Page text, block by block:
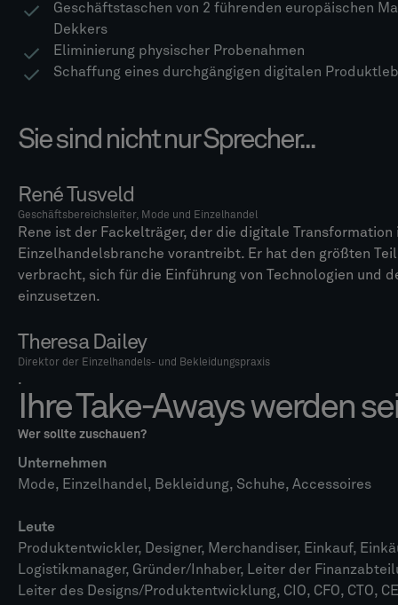
Geschäftstaschen von 2 führenden europäischen
Dekkers
Eliminierung physischer Probenahmen
Schaffung eines durchgängigen digitalen
Sie sind nicht nur Sprecher...
René Tusveld
Geschäftsbereichsleiter, Mode und Einzelhandel
Rene ist der Fackelträger, der die digitale
Einzelhandelsbranche vorantreibt. Er hat den größten
verbracht, sich für die Einführung von Technologien und
einzusetzen.
Theresa Dailey
Direktor der Einzelhandels- und Bekleidungspraxis
.
Ihre Take-Aways werden
Wer sollte zuschauen?
Unternehmen
Mode, Einzelhandel, Bekleidung, Schuhe, Accessoires
Leute
Produktentwickler, Designer, Merchandiser, Einkauf,
Logistikmanager, Gründer/Inhaber, Leiter der
Leiter des Designs/Produktentwicklung, CIO, CFO, CTO,